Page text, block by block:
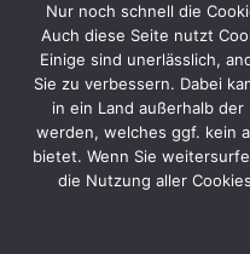
Nur noch schnell die
Auch diese Seite nutzt
Einige sind unerlässlich,
Sie zu verbessern. Dabei
in ein Land außerhalb
werden, welches ggf. kein
bietet. Wenn Sie
die Nutzung aller